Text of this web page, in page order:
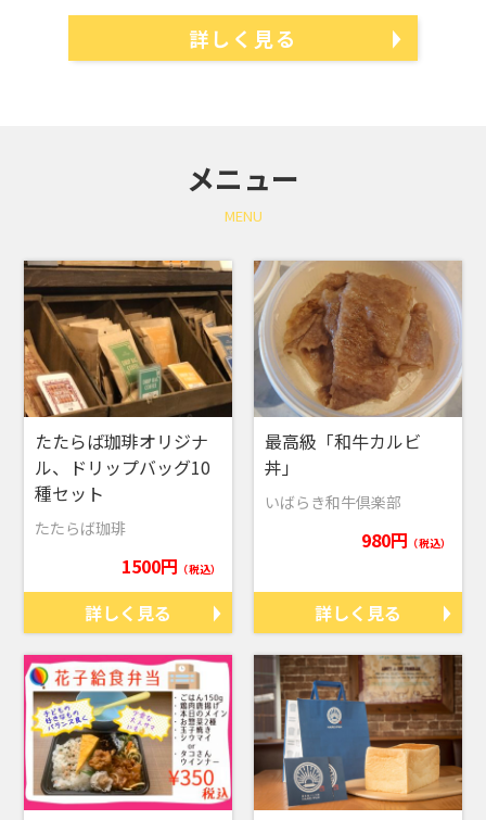
詳しく見る
メニュー
MENU
たたらば珈琲オリジナ
ル、ドリップバッグ10
種セット
たたらば珈琲
1500円 （税込）
詳しく見る
最高級「和牛カルビ
丼」
いばらき和牛倶楽部
980円 （税込）
詳しく見る